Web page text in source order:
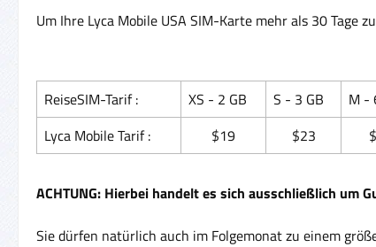
Um Ihre Lyca Mobile USA SIM-Karte mehr als 30 Tage
ReiseSIM-Tarif : XS - 2 GB S - 3 GB M -
Lyca Mobile Tarif :
$19 $23
ACHTUNG: Hierbei handelt es sich ausschließlich um
Sie dürfen natürlich auch im Folgemonat zu einem